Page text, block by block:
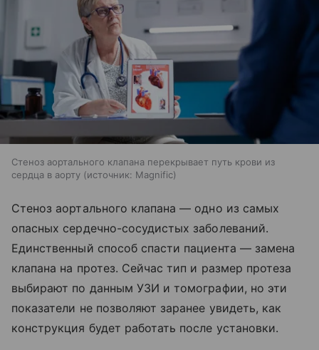
Стеноз аортального клапана перекрывает путь крови из
сердца в аорту
источник: Magnific
Стеноз аортального клапана — одно из самых
опасных сердечно-сосудистых заболеваний.
Единственный способ спасти пациента — замена
клапана на протез. Сейчас тип и размер протеза
выбирают по данным УЗИ и томографии, но эти
показатели не позволяют заранее увидеть, как
конструкция будет работать после установки.